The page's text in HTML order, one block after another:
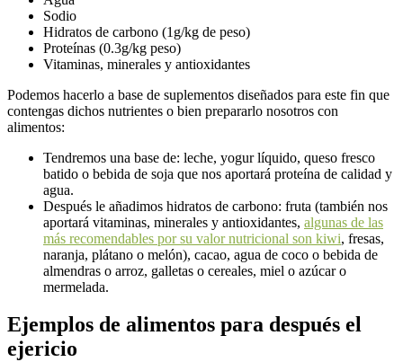
Sodio
Hidratos de carbono (1g/kg de peso)
Proteínas (0.3g/kg peso)
Vitaminas, minerales y antioxidantes
Podemos hacerlo a base de suplementos diseñados para este fin que
contengas dichos nutrientes o bien prepararlo nosotros con
alimentos:
Tendremos una base de: leche, yogur líquido, queso fresco
batido o bebida de soja que nos aportará proteína de calidad y
agua.
Después le añadimos hidratos de carbono: fruta (también nos
aportará vitaminas, minerales y antioxidantes, algunas de las
más recomendables por su valor nutricional son kiwi, fresas,
naranja, plátano o melón), cacao, agua de coco o bebida de
almendras o arroz, galletas o cereales, miel o azúcar o
mermelada.
Ejemplos de alimentos para después el
ejericio